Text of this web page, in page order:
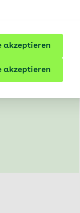
akzeptieren
akzeptieren